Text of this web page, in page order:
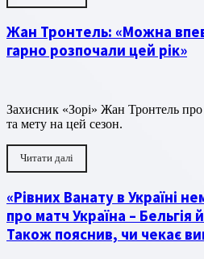
Жан Тронтель: «Можна
гарно розпочали цей рік»
Захисник «Зорі» Жан Тронтель про початок весняної частини
та мету на цей сезон.
Читати далі
«Рівних Ванату в Україні
про матч Україна – Бельгія
Також пояснив, чи чекає